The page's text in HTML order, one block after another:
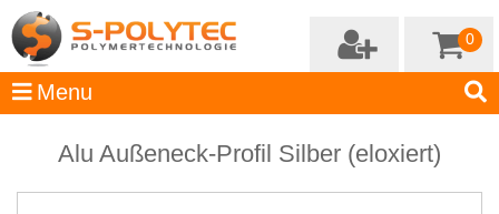
0
Alu Außeneck-Profil Silber (eloxiert)